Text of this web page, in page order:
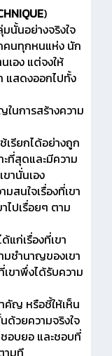
)
นอย่างจริงใจ
คนทุกหนแห่ง นัก
เอง แต่จงให้
แสดงออกไปทั้ง
การสร้างความ
รียกได้อย่างถูก
ะที่สุดและมีความ
านั่นเอง
นใจเรื่องที่เขา
ไปเรื่อยๆ ตาม
ก่เรื่องที่เขา
มชำนาญของเขา
เขาพึ่งได้รับความ
ญ หรือชี้ให้เห็น
ด้วยความจริงใจ
อบยอ และชอบที่